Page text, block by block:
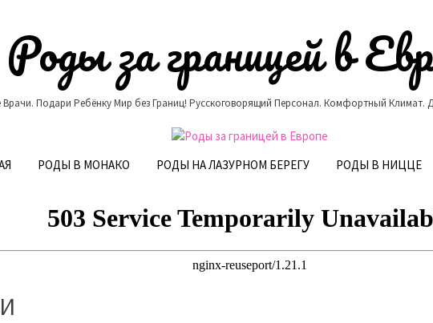
Роды за границей в
Подари Ребёнку Мир без Границ! Русскоговорящий Персонал. Комфортный Климат.
РОДЫ В МОНАКО РОДЫ НА ЛАЗУРНОМ БЕРЕГУ РОДЫ В НИЦЦЕ